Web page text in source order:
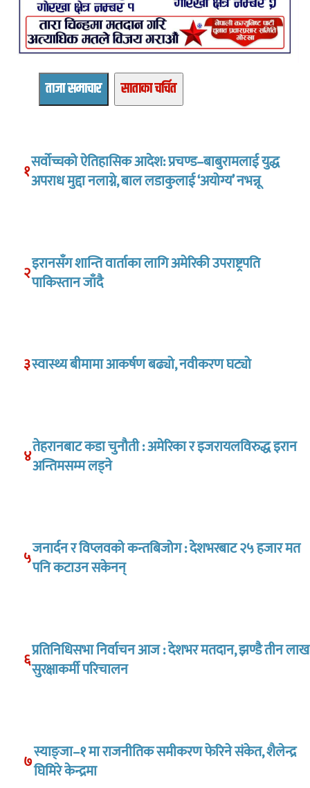
ताजा समाचार साताका चर्चित
१सर्वोच्चको ऐतिहासिक आदेश: प्रचण्ड–बाबुरामलाई युद्ध
अपराध मुद्दा नलाग्ने, बाल लडाकुलाई ‘अयोग्य’ नभन्नू
२इरानसँग शान्ति वार्ताका लागि अमेरिकी उपराष्ट्रपति
पाकिस्तान जाँदै
३स्वास्थ्य बीमामा आकर्षण बढ्यो, नवीकरण घट्यो
४तेहरानबाट कडा चुनौती : अमेरिका र इजरायलविरुद्ध इरान
अन्तिमसम्म लड्ने
५जनार्दन र विप्लवको कन्तबिजोग : देशभरबाट २५ हजार मत
पनि कटाउन सकेनन्
६प्रतिनिधिसभा निर्वाचन आज : देशभर मतदान, झण्डै तीन लाख
सुरक्षाकर्मी परिचालन
७स्याङ्जा–१ मा राजनीतिक समीकरण फेरिने संकेत, शैलेन्द्र
घिमिरे केन्द्रमा